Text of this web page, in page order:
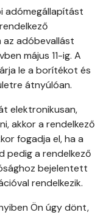
adómegállapítást
adóbevallást
május 11-ig. A
le a borítékot és
átnyúlóan.
elektronikusan,
akkor a rendelkező
fogadja el, ha a
pedig a rendelkező
bejelentett
rendelkezik.
Ön úgy dönt,